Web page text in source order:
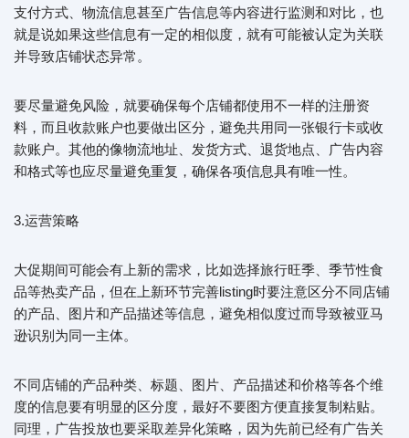
支付方式、物流信息甚至广告信息等内容进行监测和对比，也
就是说如果这些信息有一定的相似度，就有可能被认定为关联
并导致店铺状态异常。
要尽量避免风险，就要确保每个店铺都使用不一样的注册资
料，而且收款账户也要做出区分，避免共用同一张银行卡或收
款账户。其他的像物流地址、发货方式、退货地点、广告内容
和格式等也应尽量避免重复，确保各项信息具有唯一性。
3.运营策略
大促期间可能会有上新的需求，比如选择旅行旺季、季节性食
品等热卖产品，但在上新环节完善listing时要注意区分不同店铺
的产品、图片和产品描述等信息，避免相似度过而导致被亚马
逊识别为同一主体。
不同店铺的产品种类、标题、图片、产品描述和价格等各个维
度的信息要有明显的区分度，最好不要图方便直接复制粘贴。
同理，广告投放也要采取差异化策略，因为先前已经有广告关